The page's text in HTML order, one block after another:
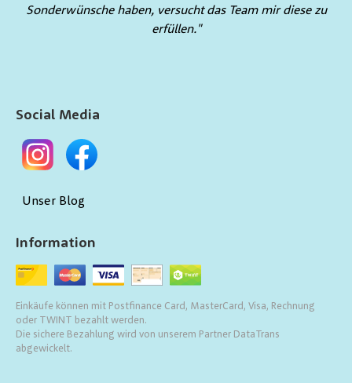
Sonderwünsche haben, versucht das Team mir diese zu
erfüllen."
Information
Einkäufe können mit Postfinance Card, MasterCard, Visa, Rechnung
oder TWINT bezahlt werden.
Die sichere Bezahlung wird von unserem Partner DataTrans
abgewickelt.
Social Media
Unser Blog